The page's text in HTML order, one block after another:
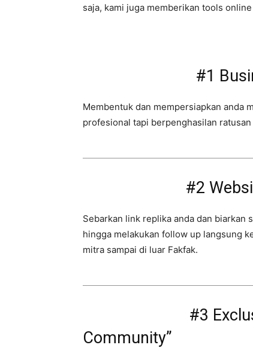
saja, kami juga memberikan tools
#1
Membentuk dan mempersiapkan anda
profesional tapi berpenghasilan
#2
Sebarkan link replika anda dan biarkan
hingga melakukan follow up langsung
mitra sampai di luar Fakfak.
#3
Community”